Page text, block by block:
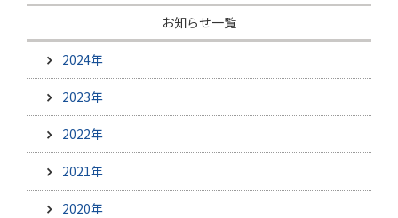
お知らせ一覧
2024年
2023年
2022年
2021年
2020年